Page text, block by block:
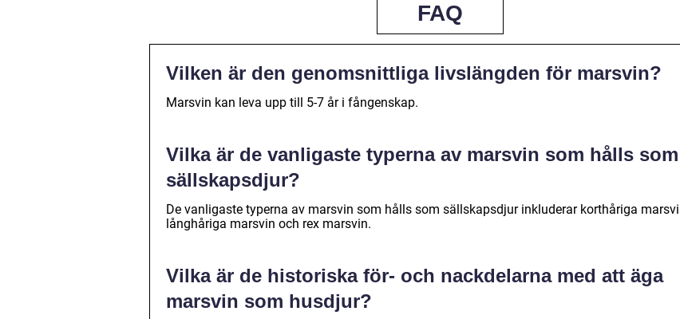
FAQ
Vilken är den genomsnittliga livslängden för marsvin?
Marsvin kan leva upp till 5-7 år i fångenskap.
Vilka är de vanligaste typerna av marsvin som hålls som
sällskapsdjur?
De vanligaste typerna av marsvin som hålls som sällskapsdjur inkluderar korthåriga
långhåriga marsvin och rex marsvin.
Vilka är de historiska för- och nackdelarna med att äga
marsvin som husdjur?